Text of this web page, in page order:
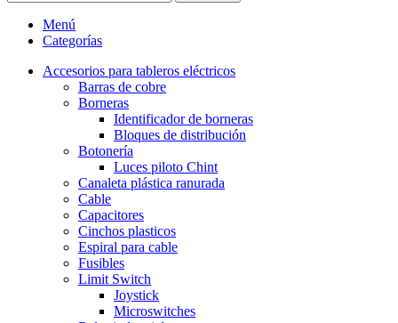
Menú
Categorías
Accesorios para tableros eléctricos
Barras de cobre
Borneras
Identificador de borneras
Bloques de distribución
Botonería
Luces piloto Chint
Canaleta plástica ranurada
Cable
Capacitores
Cinchos plasticos
Espiral para cable
Fusibles
Limit Switch
Joystick
Microswitches